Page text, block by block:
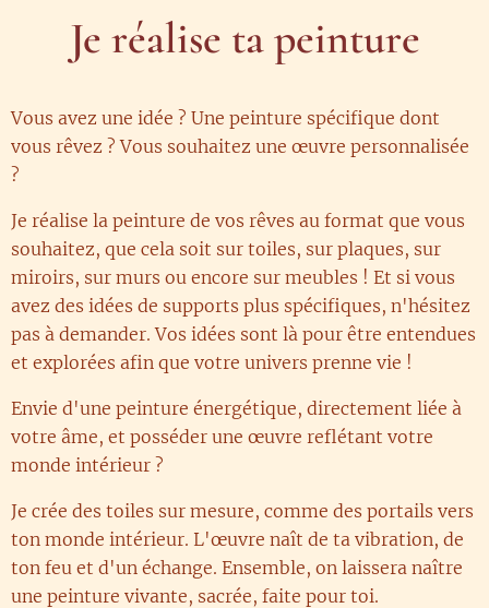
Je réalise ta peinture
Vous avez une idée ? Une peinture spécifique dont
vous rêvez ? Vous souhaitez une œuvre personnalisée
?
Je réalise la peinture de vos rêves au format que vous
souhaitez, que cela soit sur toiles, sur plaques, sur
miroirs, sur murs ou encore sur meubles ! Et si vous
avez des idées de supports plus spécifiques, n'hésitez
pas à demander. Vos idées sont là pour être entendues
et explorées afin que votre univers prenne vie ! 😉
Envie d'une peinture énergétique, directement liée à
votre âme, et posséder une œuvre reflétant votre
monde intérieur ?
Je crée des toiles sur mesure, comme des portails vers
ton monde intérieur. L'œuvre naît de ta vibration, de
ton feu et d'un échange. Ensemble, on laissera naître
une peinture vivante, sacrée, faite pour toi.